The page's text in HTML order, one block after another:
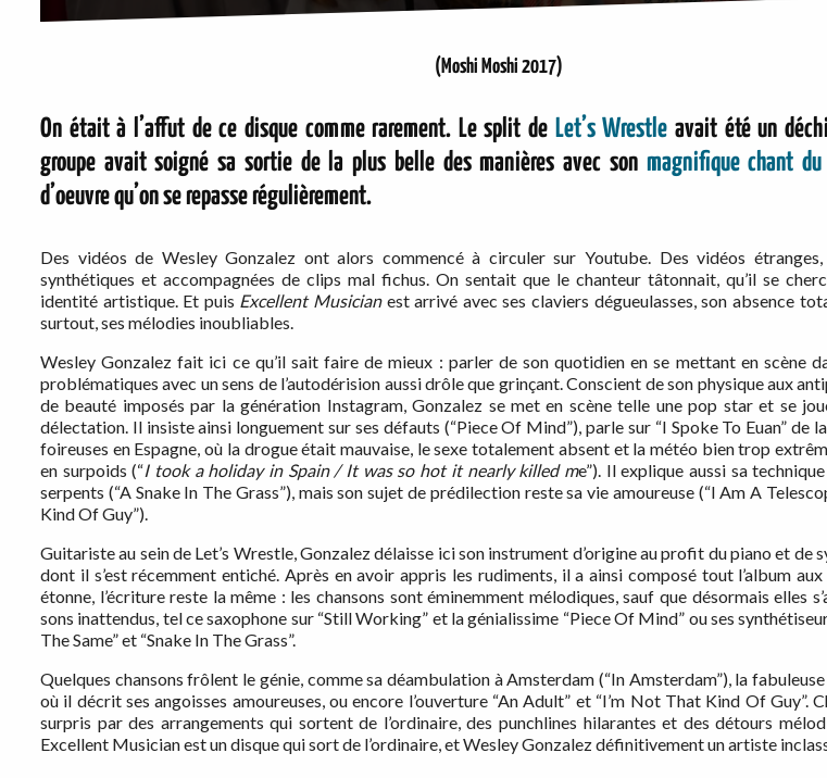
(Moshi Moshi 2017)
On était à l’affut de ce disque comme rarement. Le split de Let’s Wrestle avait été un
groupe avait soigné sa sortie de la plus belle des manières avec son magnifique chant
d’oeuvre qu’on se repasse régulièrement.
Des vidéos de Wesley Gonzalez ont alors commencé à circuler sur Youtube. Des vidéos
synthétiques et accompagnées de clips mal fichus. On sentait que le chanteur tâtonnait, qu’il se
identité artistique. Et puis Excellent Musicianest arrivé avec ses claviers dégueulasses, son absence
surtout, ses mélodies inoubliables.
Wesley Gonzalez fait ici ce qu’il sait faire de mieux : parler de son quotidien en se mettant en scène
problématiques avec un sens de l’autodérision aussi drôle que grinçant. Conscient de son physique aux
de beauté imposés par la génération Instagram, Gonzalez se met en scène telle une pop star et se
délectation. Il insiste ainsi longuement sur ses défauts (“Piece Of Mind”), parle sur “I Spoke To Euan” de
foireuses en Espagne, où la drogue était mauvaise, le sexe totalement absent et la météo bien trop
en surpoids (“I took a holiday in Spain / It was so hot it nearly killed me”). Il explique aussi sa
serpents (“A Snake In The Grass”), mais son sujet de prédilection reste sa vie amoureuse (“I Am A
Kind Of Guy”).
Guitariste au sein de Let’s Wrestle, Gonzalez délaisse ici son instrument d’origine au profit du piano et de
dont il s’est récemment entiché. Après en avoir appris les rudiments, il a ainsi composé tout l’album
étonne, l’écriture reste la même : les chansons sont éminemment mélodiques, sauf que désormais elles
sons inattendus, tel ce saxophone sur “Still Working” et la génialissime “Piece Of Mind” ou ses
The Same” et “Snake In The Grass”.
Quelques chansons frôlent le génie, comme sa déambulation à Amsterdam (“In Amsterdam”), la fabuleuse
où il décrit ses angoisses amoureuses, ou encore l’ouverture “An Adult” et “I’m Not That Kind Of Guy”.
surpris par des arrangements qui sortent de l’ordinaire, des punchlines hilarantes et des détours
Excellent Musician est un disque qui sort de l’ordinaire, et Wesley Gonzalez définitivement un artiste